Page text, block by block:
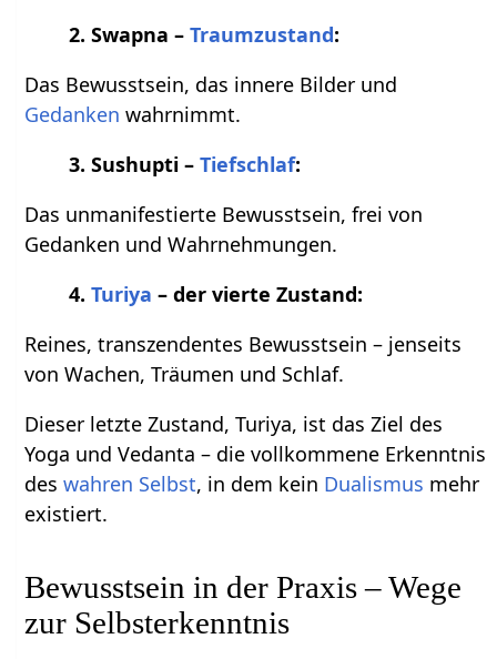
2. Swapna –Traumzustand:
Das Bewusstsein, das innere Bilder und
Gedanken wahrnimmt.
3. Sushupti –Tiefschlaf:
Das unmanifestierte Bewusstsein, frei von
Gedanken und Wahrnehmungen.
4.Turiya – der vierte Zustand:
Reines, transzendentes Bewusstsein – jenseits
von Wachen, Träumen und Schlaf.
Dieser letzte Zustand, Turiya, ist das Ziel des
Yoga und Vedanta – die vollkommene Erkenntnis
deswahren Selbst, in dem kein Dualismus mehr
existiert.
Bewusstsein in der Praxis – Wege
zur Selbsterkenntnis